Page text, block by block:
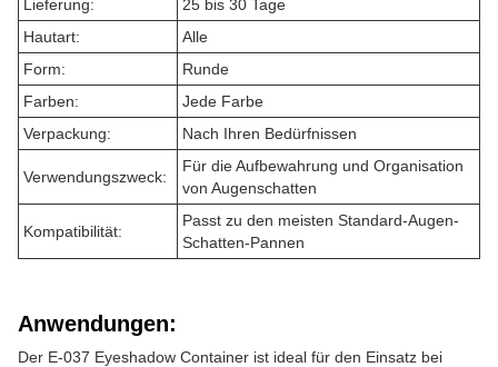
Lieferung:
25 bis 30 Tage
Hautart:
Alle
Form:
Runde
Farben:
Jede Farbe
Verpackung:
Nach Ihren Bedürfnissen
Verwendungszweck:
Für die Aufbewahrung und Organisation
von Augenschatten
Kompatibilität:
Passt zu den meisten Standard-Augen-
Schatten-Pannen
Anwendungen:
Der E-037 Eyeshadow Container ist ideal für den Einsatz bei